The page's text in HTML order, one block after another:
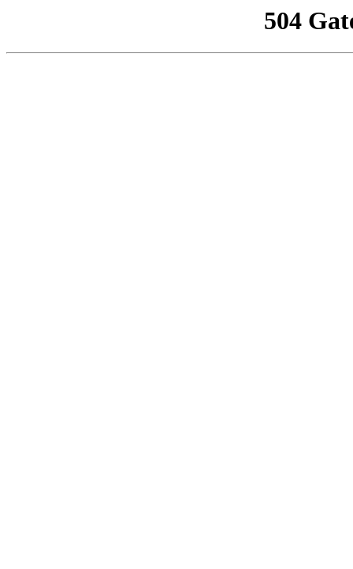
504